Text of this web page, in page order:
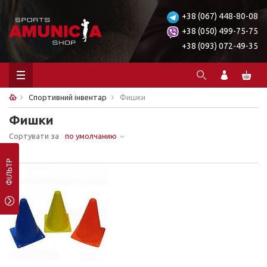
+38 (067) 448-80-08
+38 (050) 499-75-75
+38 (093) 072-49-35
Спортивний інвентар Фишки
Фишки
Сортувати за по умолчанию
ФІЛЬТР
Ничего не найдено.